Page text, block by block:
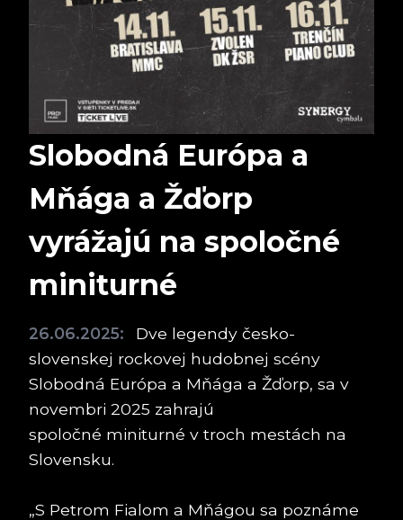
Slobodná Európa a
Mňága a Žďorp
vyrážajú na spoločné
miniturné
26.06.2025:
Dve legendy česko-
slovenskej rockovej hudobnej scény
Slobodná Európa a Mňága a Žďorp, sa v
novembri 2025 zahrajú
spoločné miniturné v troch mestách na
Slovensku.
„S Petrom Fialom a Mňágou sa poznáme